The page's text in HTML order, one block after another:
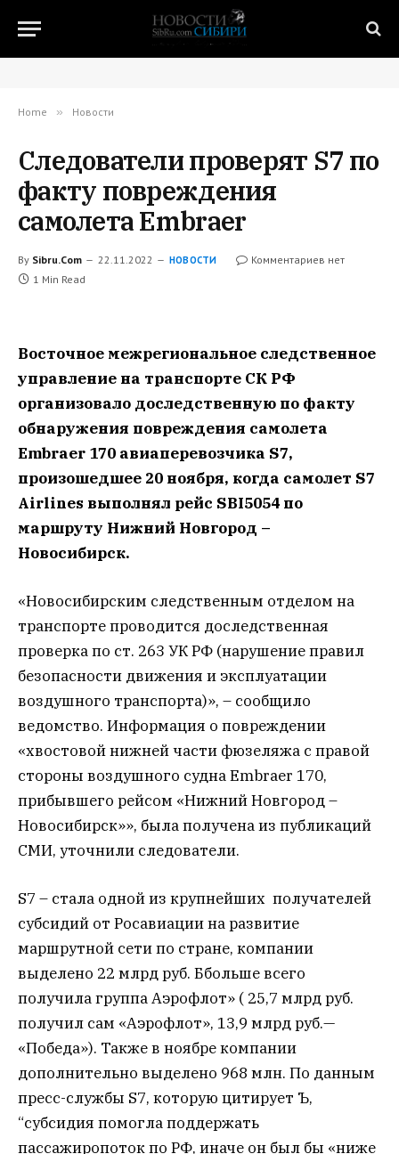
Home » Новости
Следователи проверят S7 по
факту повреждения
самолета Embraer
By Sibru.Com 22.11.2022 НОВОСТИ
Комментариев нет
1 Min Read
Восточное межрегиональное следственное
управление на транспорте СК РФ
организовало доследственную по факту
обнаружения повреждения самолета
Embraer 170 авиаперевозчика S7,
произошедшее 20 ноября, когда самолет S7
Airlines выполнял рейс SBI5054 по
маршруту Нижний Новгород –
Новосибирск.
«Новосибирским следственным отделом на
транспорте проводится доследственная
проверка по ст. 263 УК РФ (нарушение правил
безопасности движения и эксплуатации
воздушного транспорта)», – сообщило
ведомство. Информация о повреждении
«хвостовой нижней части фюзеляжа с правой
стороны воздушного судна Embraer 170,
прибывшего рейсом «Нижний Новгород –
Новосибирск»», была получена из публикаций
СМИ, уточнили следователи.
S7 – стала одной из крупнейших получателей
субсидий от Росавиации на развитие
маршрутной сети по стране, компании
выделено 22 млрд руб. Ббольше всего
получила группа Аэрофлот» ( 25,7 млрд руб.
получил сам «Аэрофлот», 13,9 млрд руб.—
«Победа»). Также в ноябре компании
дополнительно выделено 968 млн. По данным
пресс-службы S7, которую цитирует Ъ,
“субсидия помогла поддержать
пассажиропоток по РФ, иначе он был бы «ниже